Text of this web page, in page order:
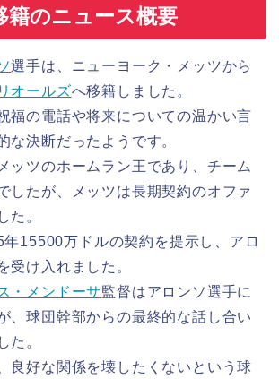
籍のニュース概要
選手は、ニューヨーク・メッツから
オールズへ移籍しました。
福の電話や将来についての温かい言
な決断だったようです。
ッツのホームラン王であり、チーム
したが、メッツは長期契約のオファ
た。
15500万ドルの契約を提示し、アロ
受け入れました。
・メンドーサ監督はアロンソ選手に
、球団幹部からの最終的な話し合い
た。
良好な関係を壊したくないという球